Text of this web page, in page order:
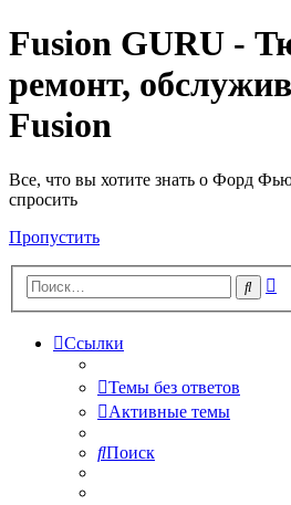
Fusion GURU -
ремонт,
Fusion
Все, что вы хотите знать о Форд
спросить
Пропустить
Поиск
Ссылки
Темы без ответов
Активные темы
Поиск